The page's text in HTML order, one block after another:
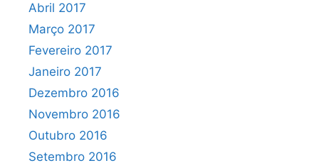
Abril 2017
Março 2017
Fevereiro 2017
Janeiro 2017
Dezembro 2016
Novembro 2016
Outubro 2016
Setembro 2016